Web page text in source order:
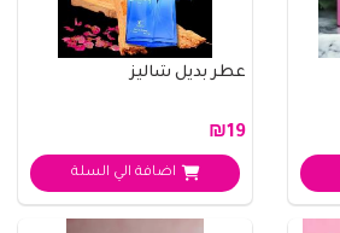
عطر بديل شاليز
₪19
اضافة الي السلة